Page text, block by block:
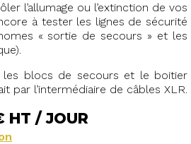
l’allumage ou l’extinction de vos
à tester les lignes de sécurité
« sortie de secours » et les
les blocs de secours et le boitier
par l’intermédiaire de câbles XLR.
HT / JOUR